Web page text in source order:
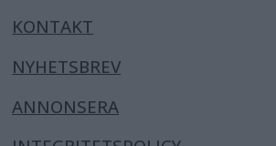
KONTAKT
NYHETSBREV
ANNONSERA